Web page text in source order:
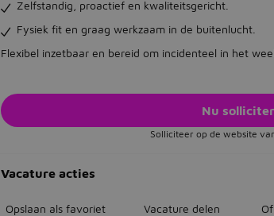
Zelfstandig, proactief en kwaliteitsgericht.
Fysiek fit en graag werkzaam in de buitenlucht.
Flexibel inzetbaar en bereid om incidenteel in het
Nu
Solliciteer op de website
Vacature acties
Opslaan als favoriet Vacature delen